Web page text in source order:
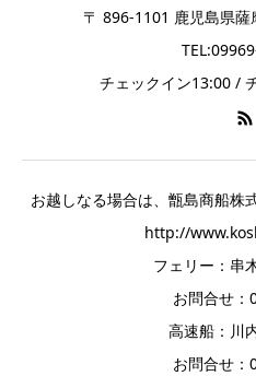
〒 896-1101 鹿児島県
チェックイン13:00 /
お越しなる場合は、甑島商船株
http://
フェリー：串
お問合せ：
高速船：川
お問合せ：